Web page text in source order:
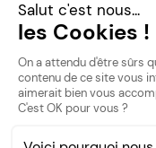
Nos solutions
Nos cabinets
Mon espace